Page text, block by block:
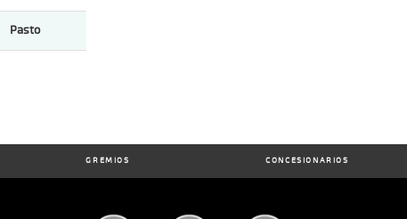
Pasto
GREMIOS CONCESIONARIOS